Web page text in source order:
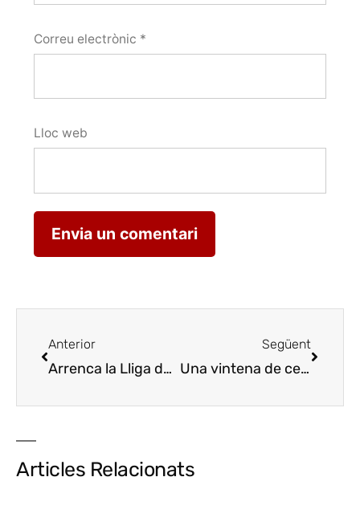
Correu electrònic *
Lloc web
Anterior
Arrenca la Lliga del Porc i la Forquilla 2026 al Serrallo de Tarragona
Següent
Una vintena de cellers i una desena de propostes gastronòmiques a Tastavins de Juneda
Articles Relacionats